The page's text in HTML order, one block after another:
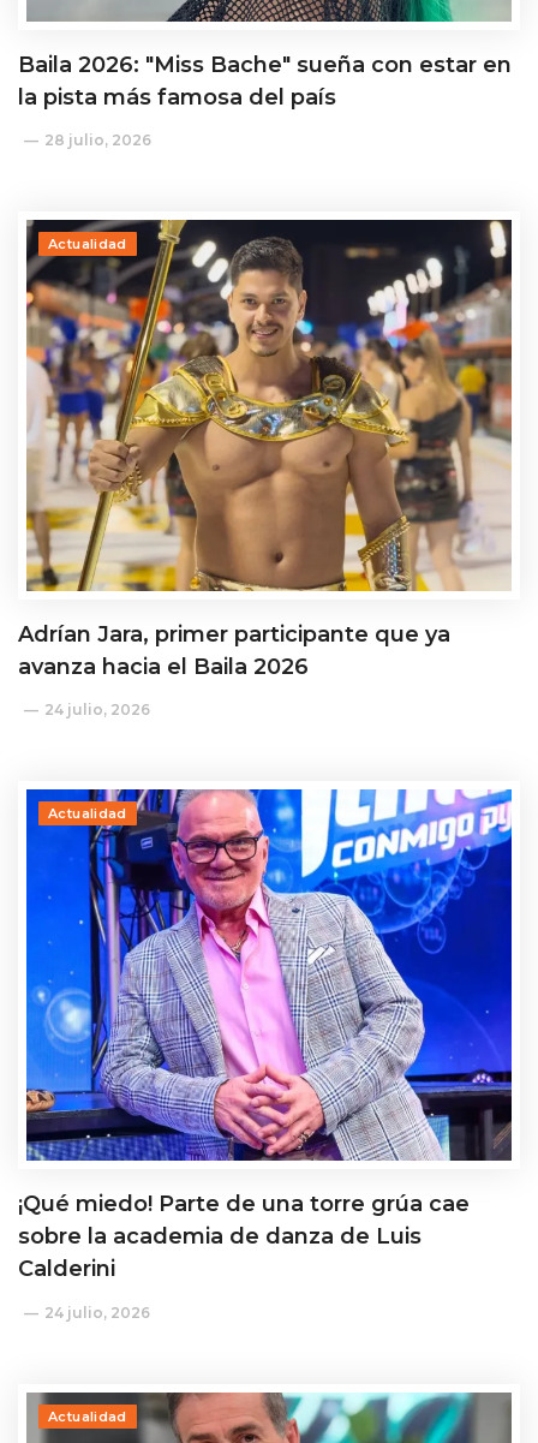
Baila 2026: "Miss Bache" sueña con estar en
la pista más famosa del país
28 julio, 2026
Actualidad
Adrían Jara, primer participante que ya
avanza hacia el Baila 2026
24 julio, 2026
Actualidad
¡Qué miedo! Parte de una torre grúa cae
sobre la academia de danza de Luis
Calderini
24 julio, 2026
Actualidad